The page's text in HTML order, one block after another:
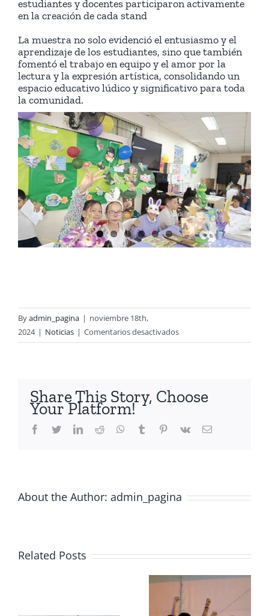
estudiantes y docentes participaron activamente
en la creación de cada stand
La muestra no solo evidenció el entusiasmo y el
aprendizaje de los estudiantes, sino que también
fomentó el trabajo en equipo y el amor por la
lectura y la expresión artística, consolidando un
espacio educativo lúdico y significativo para toda
la comunidad.
Byadmin_pagina | noviembre 18th,
2024 | Noticias | Comentarios desactivadosen
Centro
Share This Story, Choose
Your Platform!
Facebook
TwitterLinkedIn
Reddit Whatsapp
Tumblr Pinterest
Vk Email
About the Author: admin_pagina
Related Posts